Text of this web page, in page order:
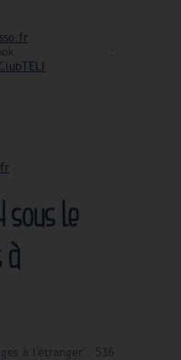
:
sous le
à
à l'étranger". 536